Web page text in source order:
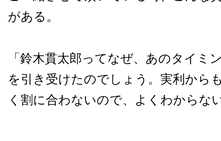
がある。
「鈴木貫太郎ってなぜ、あのタイミ
を引き受けたのでしょう。実利から
く割に合わないので、よくわからな